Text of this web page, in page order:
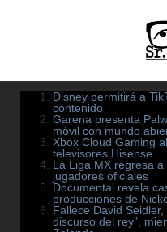
Disney permitirá a
contenido
Garena presenta
móvil con mundo
Xbox Cloud Gaming
televisores Hisense
La Liga MX regresa
jugadores oficiales
Documental revela
producciones de
Fallece David
discurso del rey”,